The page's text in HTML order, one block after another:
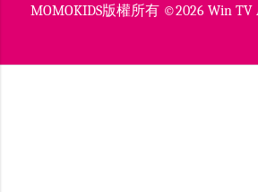
MOMOKIDS版權所有 ©2026 Win TV